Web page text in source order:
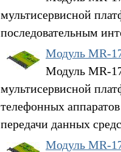
мультисервисной
последовательным
Модуль MR-
Модуль MR-
мультисервисной
телефонных
передачи данных
Модуль MR-